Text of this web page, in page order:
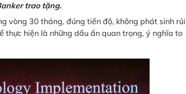
trao tặng.
vòng 30 tháng, đúng tiến độ, không phát sinh rủi
thực hiện là những dấu ấn quan trọng, ý nghĩa to